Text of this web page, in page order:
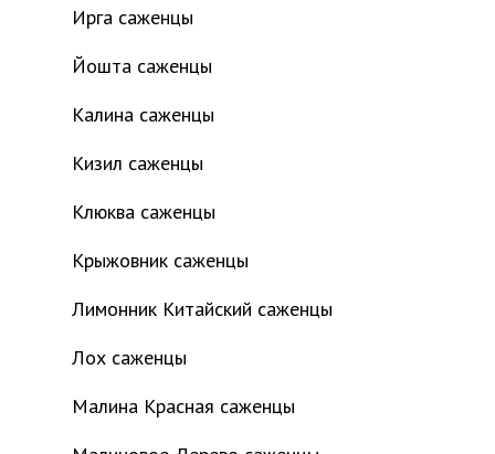
Ирга саженцы
Йошта саженцы
Калина саженцы
Кизил саженцы
Клюква саженцы
Крыжовник саженцы
Лимонник Китайский саженцы
Лох саженцы
Малина Красная саженцы